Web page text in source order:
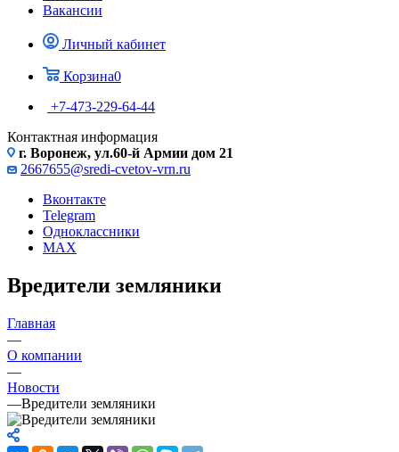
Вакансии
Личный кабинет
Корзина0
+7-473-229-64-44
Контактная информация
г. Воронеж, ул.60-й Армии дом 21
2667655@sredi-cvetov-vrn.ru
Вконтакте
Telegram
Одноклассники
MAX
Вредители земляники
Главная
—
О компании
—
Новости
—Вредители земляники